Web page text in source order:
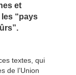
et
“pays
textes, qui
de l’Union